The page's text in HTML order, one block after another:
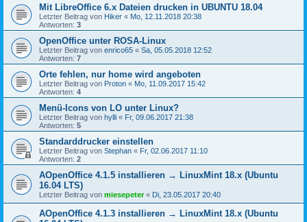
Mit LibreOffice 6.x Dateien drucken in UBUNTU 18.04
Letzter Beitrag von Hiker « Mo, 12.11.2018 20:38
Antworten: 3
OpenOffice unter ROSA-Linux
Letzter Beitrag von enrico65 « Sa, 05.05.2018 12:52
Antworten: 7
Orte fehlen, nur home wird angeboten
Letzter Beitrag von Proton « Mo, 11.09.2017 15:42
Antworten: 4
Menü-Icons von LO unter Linux?
Letzter Beitrag von hylli « Fr, 09.06.2017 21:38
Antworten: 5
Standarddrucker einstellen
Letzter Beitrag von Stephan « Fr, 02.06.2017 11:10
Antworten: 2
AOpenOffice 4.1.5 installieren → LinuxMint 18.x (Ubuntu
16.04 LTS)
Letzter Beitrag von miesepeter« Di, 23.05.2017 20:40
AOpenOffice 4.1.3 installieren → LinuxMint 18.x (Ubuntu